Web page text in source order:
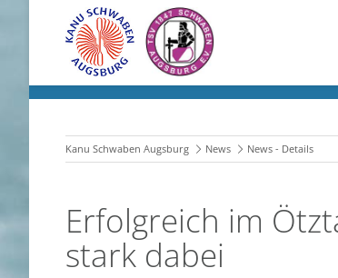
Kanu Schwaben Augsburg News News - Details
Erfolgreich im
stark dabei